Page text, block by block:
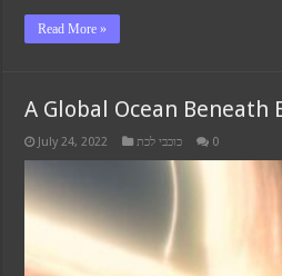
Read More »
A Global Ocean Beneath
July 24, 2022 כוכבי לכת 0